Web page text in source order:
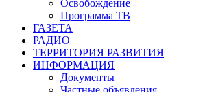
Освобождение
Программа ТВ
ГАЗЕТА
РАДИО
ТЕРРИТОРИЯ РАЗВИТИЯ
ИНФОРМАЦИЯ
Документы